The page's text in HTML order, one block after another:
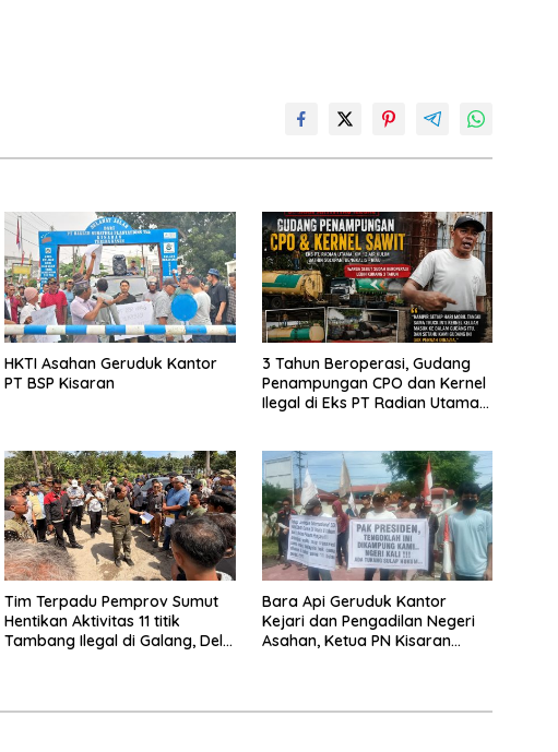
HKTI Asahan Geruduk Kantor
PT BSP Kisaran
3 Tahun Beroperasi, Gudang
Penampungan CPO dan Kernel
Ilegal di Eks PT Radian Utama
Tim Terpadu Pemprov Sumut
Hentikan Aktivitas 11 titik
Tambang Ilegal di Galang, Deli
Bara Api Geruduk Kantor
Kejari dan Pengadilan Negeri
Asahan, Ketua PN Kisaran